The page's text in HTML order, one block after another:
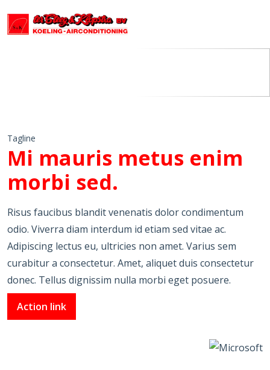
Tagline
Mi mauris metus enim
morbi sed.
Risus faucibus blandit venenatis dolor condimentum
odio. Viverra diam interdum id etiam sed vitae ac.
Adipiscing lectus eu, ultricies non amet. Varius sem
curabitur a consectetur. Amet, aliquet duis consectetur
donec. Tellus dignissim nulla morbi eget posuere.
Action link